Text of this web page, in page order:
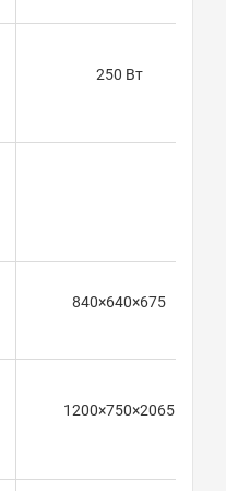
250 Вт
840×640×675
1200×750×2065